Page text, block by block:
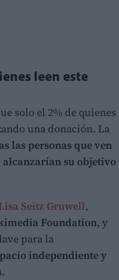
leen este
solo el 2% de quienes
una donación. La
las personas que ven
alcanzarían su objetivo
Seitz Gruwell,
Foundation, y
para la
independiente y
.